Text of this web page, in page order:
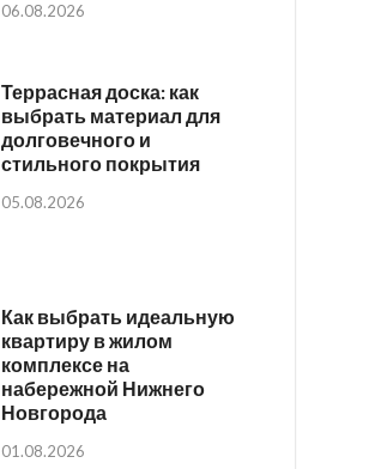
06.08.2026
Террасная доска: как
выбрать материал для
долговечного и
стильного покрытия
05.08.2026
Как выбрать идеальную
квартиру в жилом
комплексе на
набережной Нижнего
Новгорода
01.08.2026